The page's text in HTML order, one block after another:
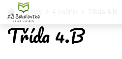
Třídy
Třída 4.B